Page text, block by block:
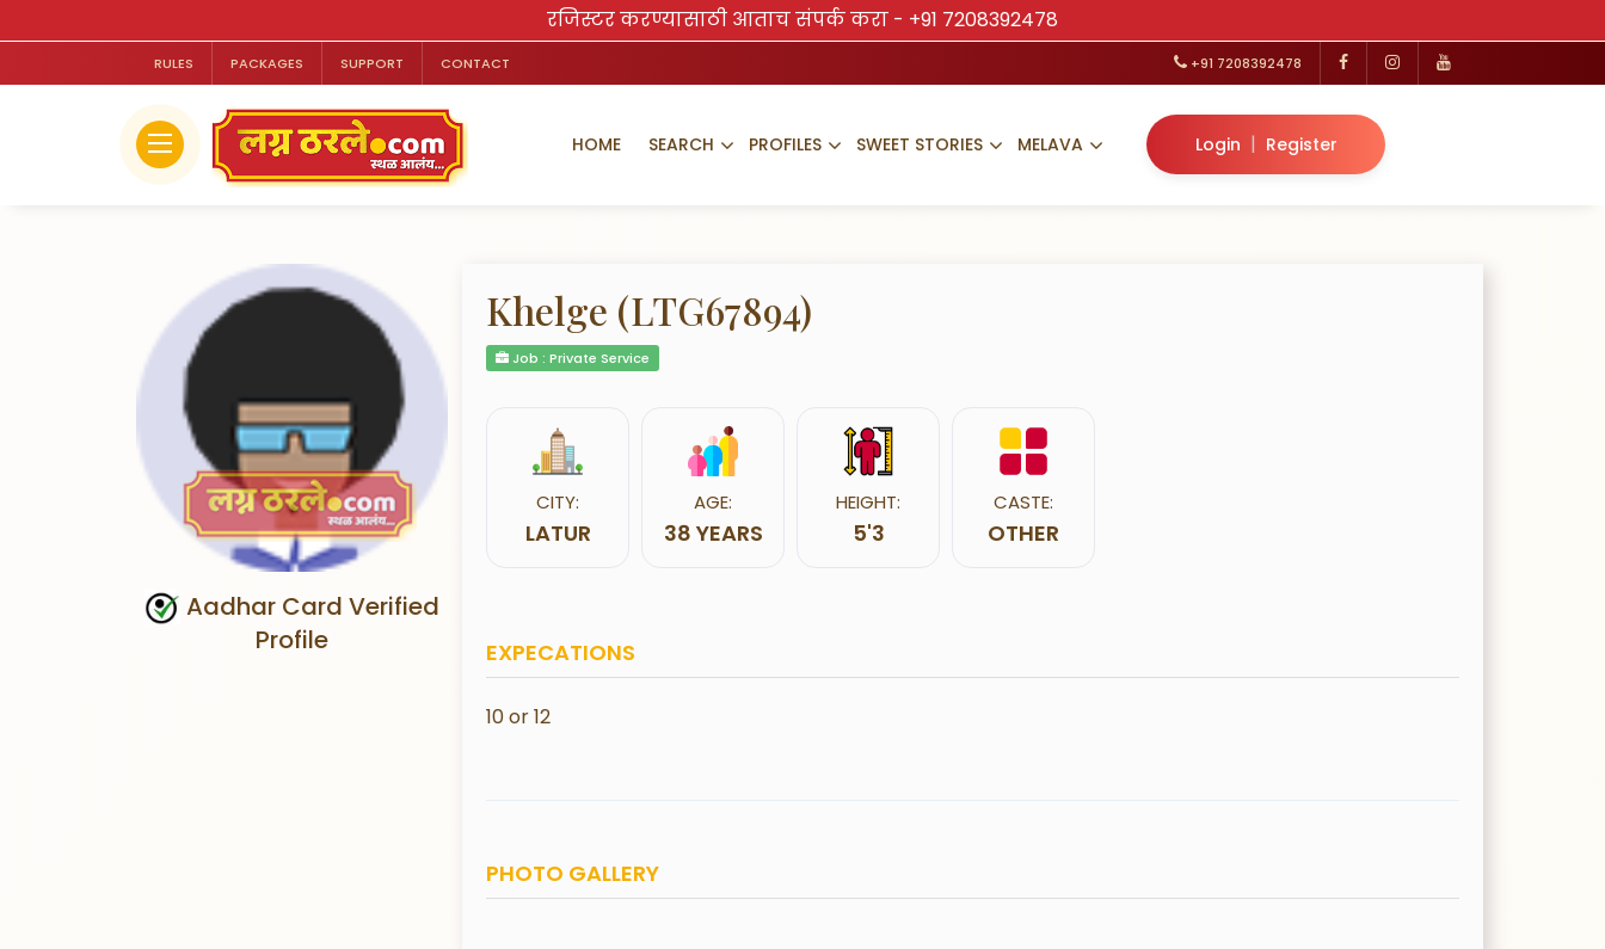
रजिस्टर करण्यासाठी आताच संपर्क करा - +91 7208392478
RULES PACKAGES SUPPORT CONTACT +91 7208392478
HOME SEARCH PROFILES SWEET STORIES MELAVA Login | Register
Aadhar Card Verified
Profile
Khelge (LTG67894)
Job : Private Service
CITY:
LATUR
AGE:
38 YEARS
HEIGHT:
5'3
CASTE:
OTHER
EXPECATIONS
10 or 12
PHOTO GALLERY